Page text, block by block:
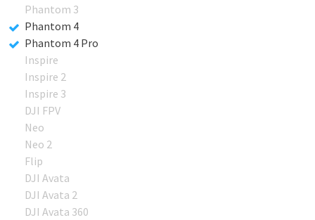
Phantom 3
Phantom 4
Phantom 4 Pro
Inspire
Inspire 2
Inspire 3
DJI FPV
Neo
Neo 2
Flip
DJI Avata
DJI Avata 2
DJI Avata 360